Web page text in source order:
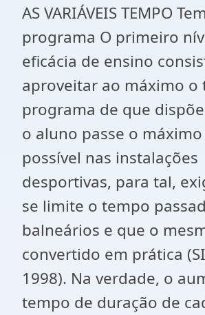
AS VARIÁVEIS TEMPO
programa O primeiro
eficácia de ensino
aproveitar ao máximo o
programa de que
o aluno passe o
possível nas instalações
desportivas, para tal,
se limite o tempo
balneários e que o
convertido em prática
1998). Na verdade, o
tempo de duração de